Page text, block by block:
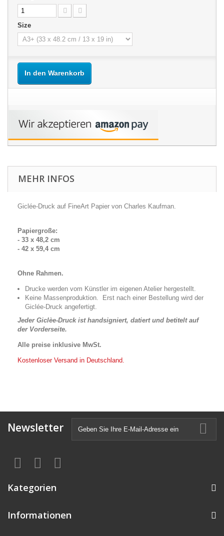
Size
In den Warenkorb
MEHR INFOS
Giclée-Druck auf FineArt Papier von Charles Kaufman.
Papiergroße:
- 33 x 48,2 cm
- 42 x 59,4 cm
Ohne Rahmen.
Drucke werden vom Künstler im eigenen Atelier hergestellt.
Keine Massenproduktion. Erst nach einer Bestellung wird der
Giclée-Druck angefertigt.
Jeder Giclèe-Druck ist handsigniert, datiert und betitelt auf
der Vorderseite.
Alle preise inklusive MwSt.
Kostenloser Versand in Deutschland.
Newsletter
Kategorien
Informationen